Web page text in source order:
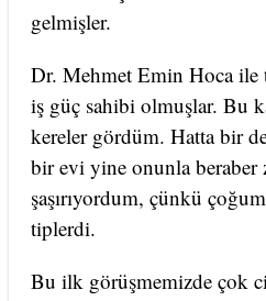
gelmişler.
Dr. Mehmet Emin Hoca ile
iş güç sahibi olmuşlar. Bu
kereler gördüm. Hatta bir
bir evi yine onunla beraber
şaşırıyordum, çünkü
tiplerdi.
Bu ilk görüşmemizde çok